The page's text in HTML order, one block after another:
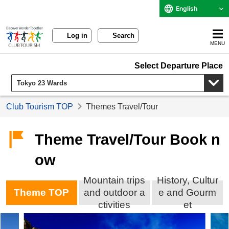
English
Log in Search
MENU
Select Departure Place
Club Tourism TOP Themes Travel/Tour
Theme Travel/Tour Book n
ow
Theme TOP
Mountain trips
and outdoor a
ctivities
History, Cultur
e and Gourm
et